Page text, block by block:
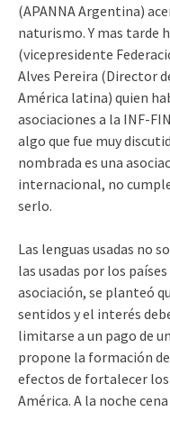
(APANNA Argentina)
naturismo. Y mas tarde
(vicepresidente
Alves Pereira (Director
América latina) quien
asociaciones a la INF-
algo que fue muy
nombrada es una
internacional, no
serlo.
Las lenguas usadas no
las usadas por los
asociación, se planteó
sentidos y el interés
limitarse a un pago de
propone la formación
efectos de fortalecer
América. A la noche